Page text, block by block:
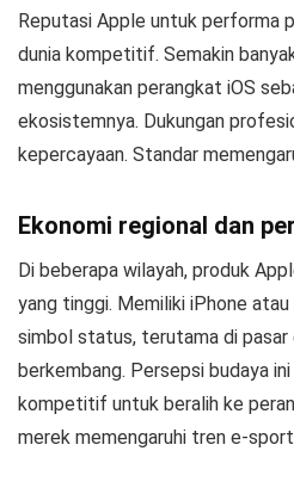
Reputasi Apple untuk performa
dunia kompetitif. Semakin
menggunakan perangkat iOS
ekosistemnya. Dukungan
kepercayaan. Standar
Ekonomi regional dan
Di beberapa wilayah, produk
yang tinggi. Memiliki iPhone
simbol status, terutama di
berkembang. Persepsi budaya
kompetitif untuk beralih ke
merek memengaruhi tren e-